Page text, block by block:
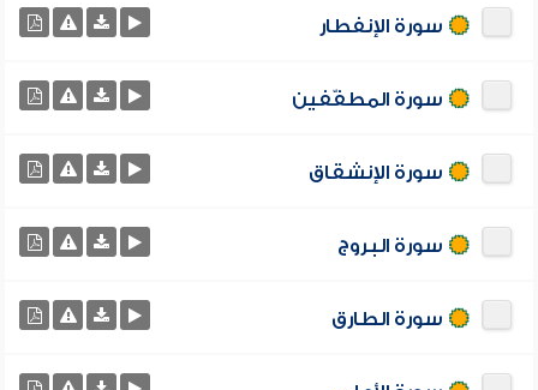
سورة الإنفطار
سورة المطفّفين
سورة الإنشقاق
سورة البروج
سورة الطارق